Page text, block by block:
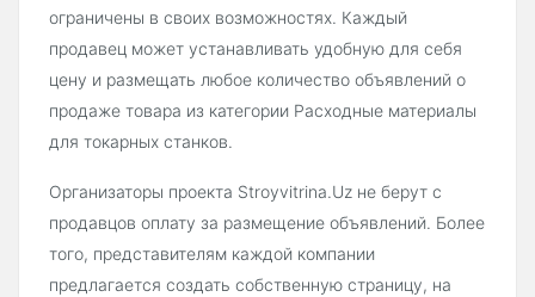
ограничены в своих возможностях. Каждый
продавец может устанавливать удобную для себя
цену и размещать любое количество объявлений о
продаже товара из категории Расходные материалы
для токарных станков.
Организаторы проекта Stroyvitrina.Uz не берут с
продавцов оплату за размещение объявлений. Более
того, представителям каждой компании
предлагается создать собственную страницу, на